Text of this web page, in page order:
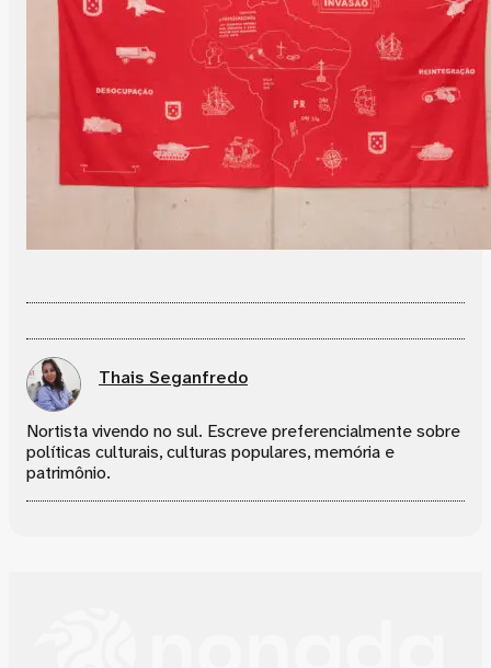
Thais Seganfredo
Nortista vivendo no sul. Escreve preferencialmente sobre
políticas culturais, culturas populares, memória e
patrimônio.